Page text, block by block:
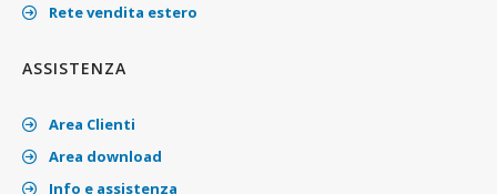
Rete vendita estero
ASSISTENZA
Area Clienti
Area download
Info e assistenza